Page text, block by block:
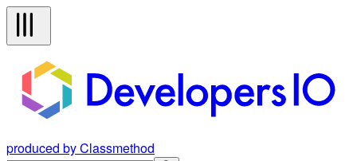
produced by Classmethod